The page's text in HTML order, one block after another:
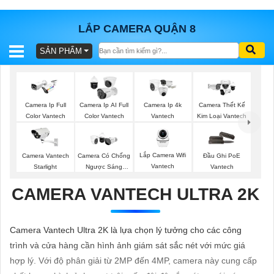
LẮP CAMERA QUẬN 8
BÁO
TRỌN
GÓI
SẢN
TƯ
VẤN
LẮP
SẢN PHẨM
Camera Ip Full
Color Vantech
Camera Ip AI Full
Color Vantech
Camera Ip 4k
Vantech
Camera Thết Kế
Kim Loại Vantech
Camera Vantech
Starlight
Camera Có Chống
Ngược Sáng
Lắp Camera Wifi
Vantech
Đầu Ghi PoE
Vantech
CAMERA VANTECH ULTRA 2K
Camera Vantech Ultra 2K là lựa chọn lý tưởng cho các công
trình và cửa hàng cần hình ảnh giám sát sắc nét với mức giá
hợp lý. Với độ phân giải từ 2MP đến 4MP, camera này cung cấp